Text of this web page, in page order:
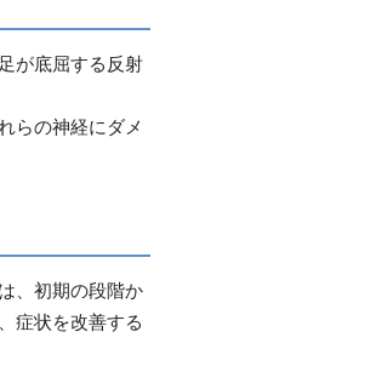
が底屈する反射
らの神経にダメ
、初期の段階か
症状を改善する